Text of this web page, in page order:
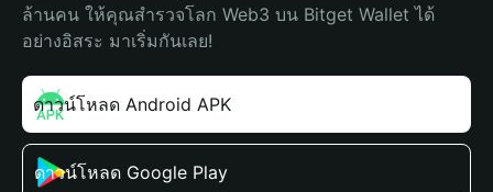
ล้านคน ให้คุณสำรวจโลก Web3 บน Bitget Wallet ได้
อย่างอิสระ มาเริ่มกันเลย!
ดาวน์โหลด Android APK
ดาวน์โหลด Google Play